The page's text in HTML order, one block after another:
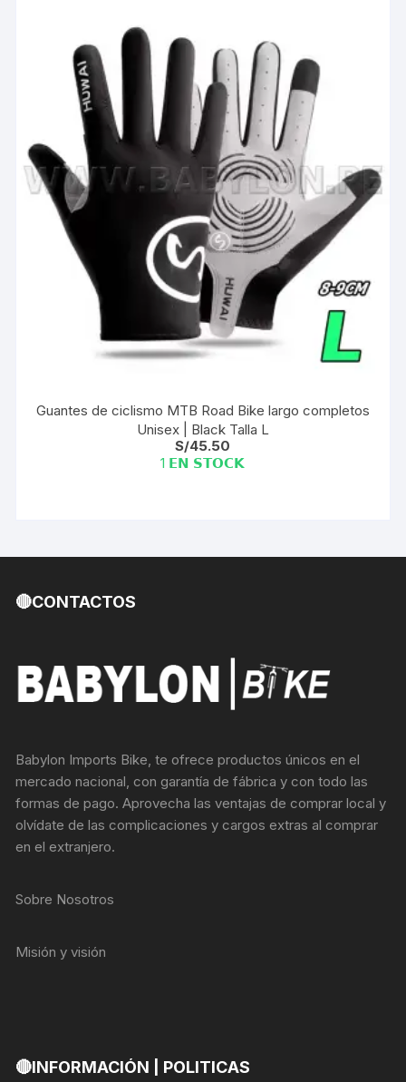
Guantes de ciclismo MTB Road Bike largo completos
Unisex | Black Talla L
S/45.50
1 𝗘𝗡 𝗦𝗧𝗢𝗖𝗞
🔴CONTACTOS
Babylon Imports Bike, te ofrece productos únicos en el
mercado nacional, con garantía de fábrica y con todo las
formas de pago. Aprovecha las ventajas de comprar local y
olvídate de las complicaciones y cargos extras al comprar
en el extranjero.
Sobre Nosotros
Misión y visión
🔴INFORMACIÓN | POLITICAS